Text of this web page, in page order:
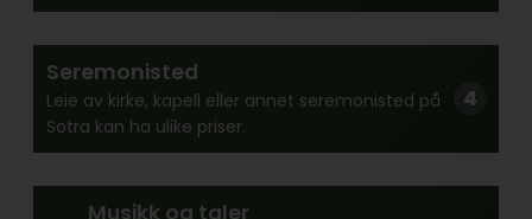
Seremonisted
Leie av kirke, kapell eller annet seremonisted på
Sotra kan ha ulike priser.
Musikk og taler